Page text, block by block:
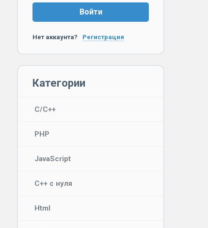
Войти
Нет аккаунта? Регистрация
Категории
C/C++
PHP
JavaScript
C++ с нуля
Html